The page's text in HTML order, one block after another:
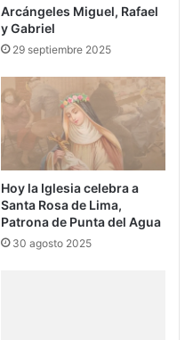
Arcángeles Miguel, Rafael
y Gabriel
29 septiembre 2025
Hoy la Iglesia celebra a
Santa Rosa de Lima,
Patrona de Punta del Agua
30 agosto 2025